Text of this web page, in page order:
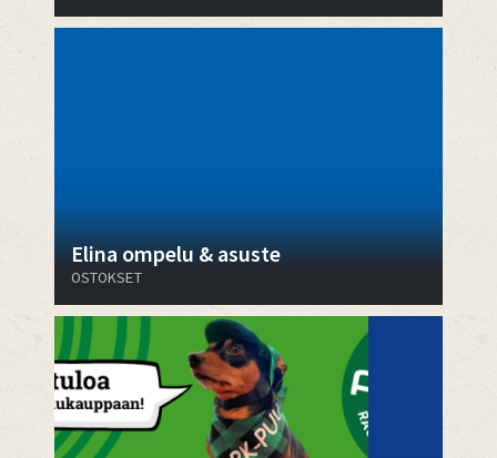
Elina ompelu & asuste
OSTOKSET